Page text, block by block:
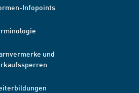
Infopoints
und